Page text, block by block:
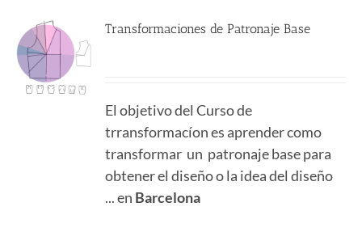
Transformaciones de Patronaje Base
El objetivo del Curso de
trransformacíon es aprender como
transformar un patronaje base para
obtener el diseño o la idea del diseño
... en Barcelona